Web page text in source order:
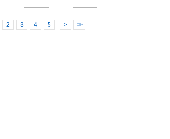
2 3 4 5 > >>